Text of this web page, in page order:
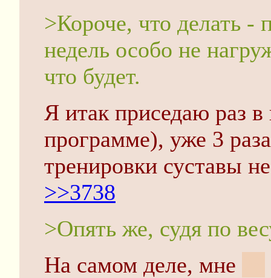
>Короче, что делать -
недель особо не
что будет.
Я итак приседаю раз в
программе), уже 3
тренировки суставы
>>3738
>Опять же, судя по
На самом деле, мне